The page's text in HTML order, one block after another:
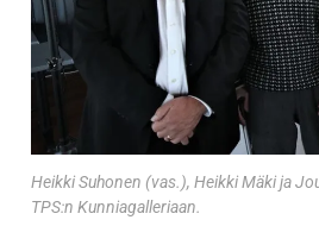
Heikki Suhonen (vas.), Heikki Mäki ja
TPS:n Kunniagalleriaan.